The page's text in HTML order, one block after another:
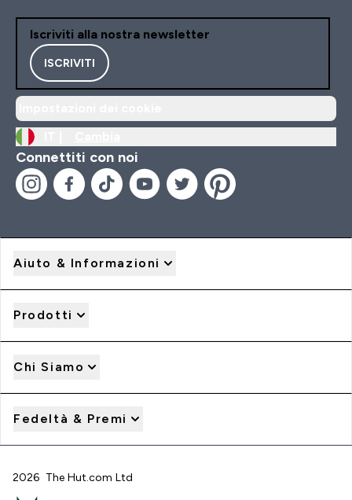
Iscriviti alla nostra newsletter
ISCRIVITI
Connettiti con noi
Aiuto & Informazioni
Prodotti
Chi Siamo
Fedeltà & Premi
2026 The Hut.com Ltd